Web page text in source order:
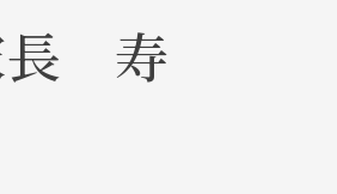
長 寿